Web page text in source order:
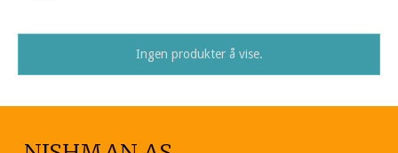
Ingen produkter å vise.